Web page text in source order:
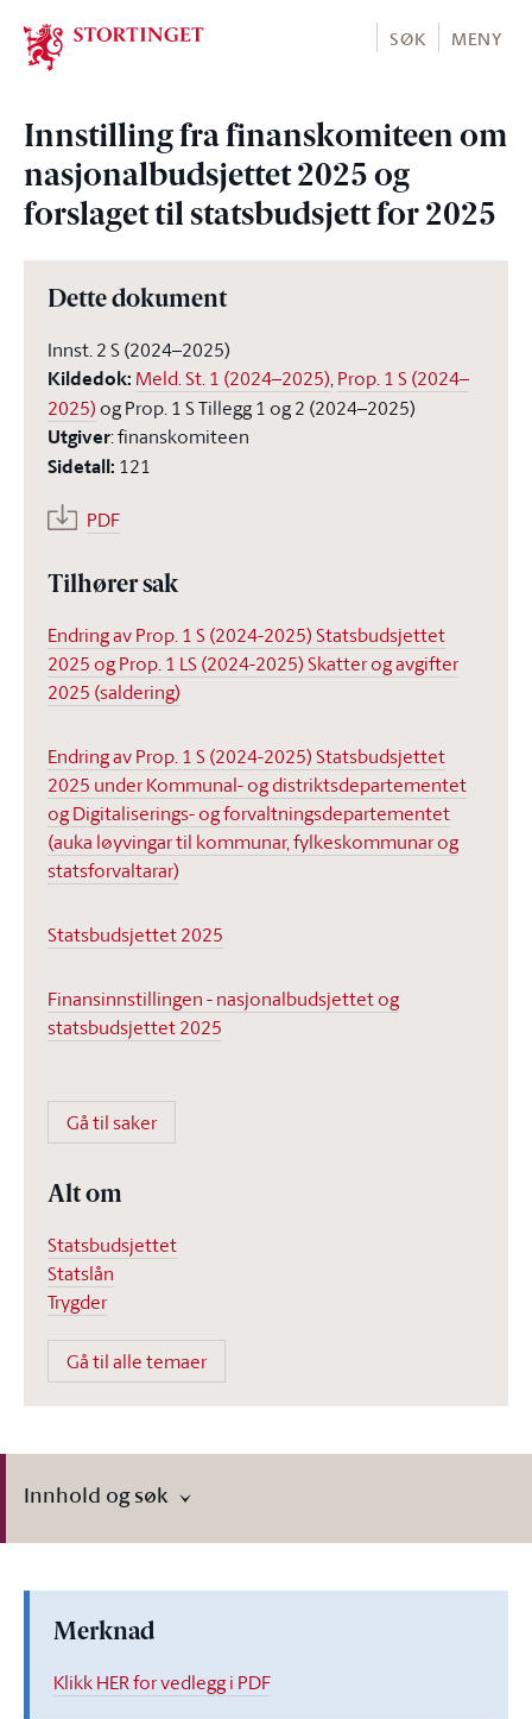
Stortinget.no
SØK MENY
Innstilling fra finanskomiteen om
nasjonalbudsjettet 2025 og
forslaget til statsbudsjett for 2025
Dette dokument
Innst. 2 S (2024–2025)
Kildedok: Meld. St. 1 (2024–2025),Prop. 1 S (2024–
2025) og Prop. 1 S Tillegg 1 og 2 (2024–2025)
Utgiver:finanskomiteen
Sidetall: 121
PDF
Tilhører sak
Endring av Prop. 1 S (2024-2025) Statsbudsjettet
2025 og Prop. 1 LS (2024-2025) Skatter og avgifter
2025 (saldering)
Endring av Prop. 1 S (2024-2025) Statsbudsjettet
2025 under Kommunal- og distriktsdepartementet
og Digitaliserings- og forvaltningsdepartementet
(auka løyvingar til kommunar, fylkeskommunar og
statsforvaltarar)
Statsbudsjettet 2025
Finansinnstillingen - nasjonalbudsjettet og
statsbudsjettet 2025
Gå til saker
Alt om
Statsbudsjettet
Statslån
Trygder
Gå til alle temaer
Innhold og søk
Merknad
Klikk HER for vedlegg i PDF